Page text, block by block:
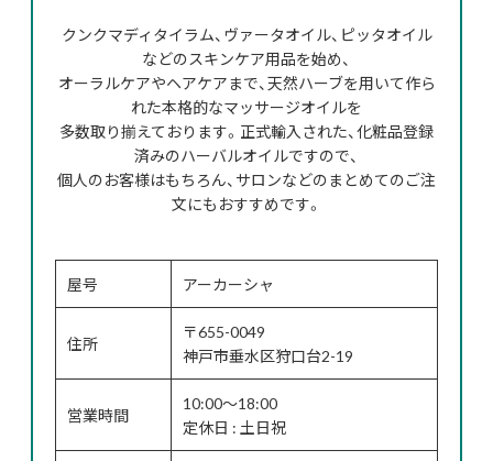
クンクマディタイラム、ヴァータオイル、ピッタオイル
などのスキンケア用品を始め、
オーラルケアやヘアケアまで、天然ハーブを用いて作ら
れた本格的なマッサージオイルを
多数取り揃えております。正式輸入された、化粧品登録
済みのハーバルオイルですので、
個人のお客様はもちろん、サロンなどのまとめてのご注
文にもおすすめです。
屋号 アーカーシャ
住所
〒655-0049
神戸市垂水区狩口台2-19
営業時間
10:00～18:00
定休日 : 土日祝